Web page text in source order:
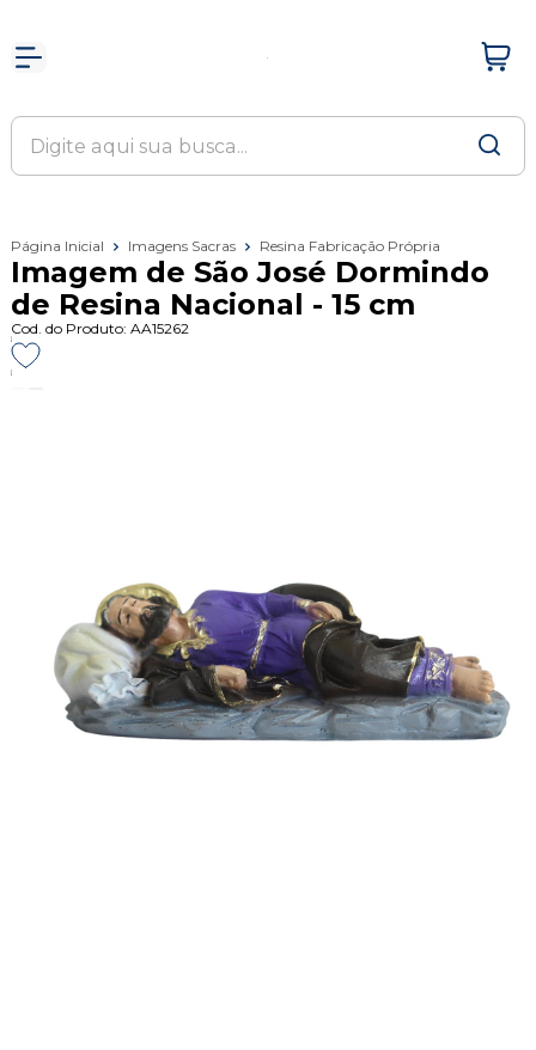
Página Inicial Imagens Sacras Resina Fabricação Própria
Imagem de São José Dormindo
de Resina Nacional - 15 cm
Cod. do Produto: AA15262